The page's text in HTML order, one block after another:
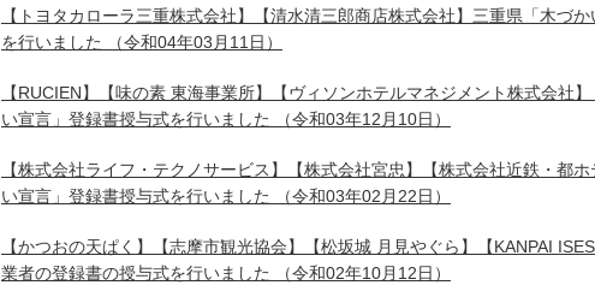
【トヨタカローラ三重株式会社】【清水清三郎商店株式会社】三重県「木づ
を行いました
（令和04年03月11日）
【RUCIEN】【味の素 東海事業所】【ヴィソンホテルマネジメント株式会社
い宣言」登録書授与式を行いました
（令和03年12月10日）
【株式会社ライフ・テクノサービス】【株式会社宮忠】【株式会社近鉄・都
い宣言」登録書授与式を行いました
（令和03年02月22日）
【かつおの天ぱく】【志摩市観光協会】【松坂城 月見やぐら】【KANPAI
業者の登録書の授与式を行いました
（令和02年10月12日）